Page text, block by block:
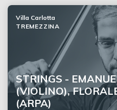
STRINGS -
(VIOLINO),
(ARPA)
Villa Carlotta
TREMEZZINA